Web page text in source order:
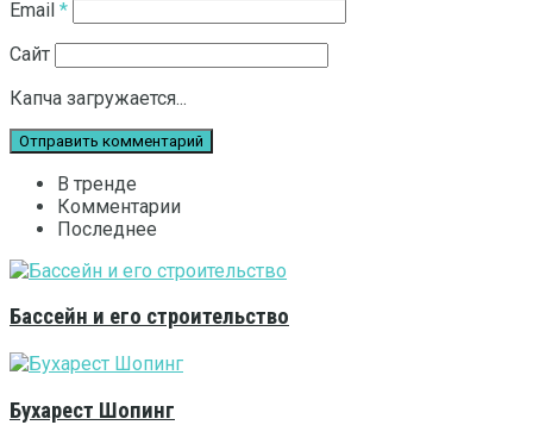
Email *
Сайт
Капча загружается...
В тренде
Комментарии
Последнее
Бассейн и его строительство
Бухарест Шопинг